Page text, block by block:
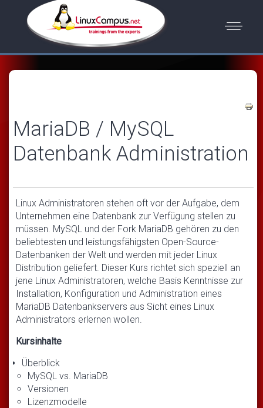
MariaDB / MySQL
Datenbank Administration
Linux Administratoren stehen oft vor der Aufgabe, dem
Unternehmen eine Datenbank zur Verfügung stellen zu
müssen. MySQL und der Fork MariaDB gehören zu den
beliebtesten und leistungsfähigsten Open-Source-
Datenbanken der Welt und werden mit jeder Linux
Distribution geliefert. Dieser Kurs richtet sich speziell an
jene Linux Administratoren, welche Basis Kenntnisse zur
Installation, Konfiguration und Administration eines
MariaDB Datenbankservers aus Sicht eines Linux
Administrators erlernen wollen.
Kursinhalte
Überblick
MySQL vs. MariaDB
Versionen
Lizenzmodelle